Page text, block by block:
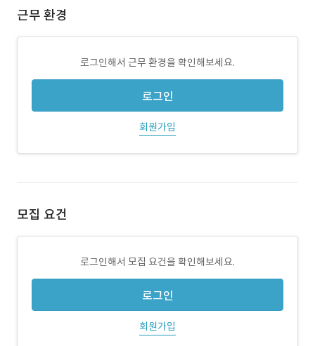
근무 환경
로그인해서 근무 환경을 확인해보세요.
로그인
회원가입
모집 요건
로그인해서 모집 요건을 확인해보세요.
로그인
회원가입